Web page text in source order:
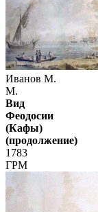
Иванов М.
М.
Вид
Феодосии
(Кафы)
(продолжение)
1783
ГРМ